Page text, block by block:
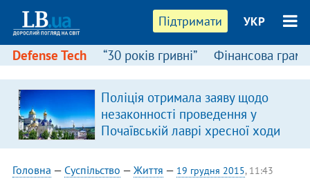
Підтримати УКР
Defense Tech “30 років гривні” Фінансова
Поліція отримала заяву щодо
незаконності проведення у
Почаївській лаврі хресної ходи
Головна — Суспільство — Життя — 19 грудня 2015, 11:43